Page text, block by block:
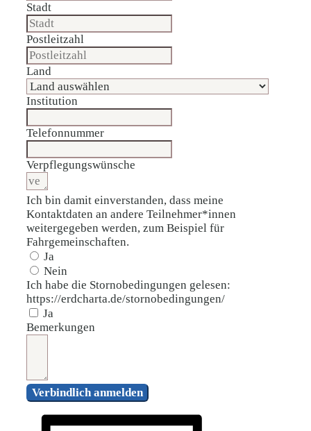
Stadt
Postleitzahl
Land
Institution
Telefonnummer
Verpflegungswünsche
Ich bin damit einverstanden, dass meine
Kontaktdaten an andere Teilnehmer*innen
weitergegeben werden, zum Beispiel für
Fahrgemeinschaften.
Ja
Nein
Ich habe die Stornobedingungen gelesen:
https://erdcharta.de/stornobedingungen/
Ja
Bemerkungen
Verbindlich anmelden